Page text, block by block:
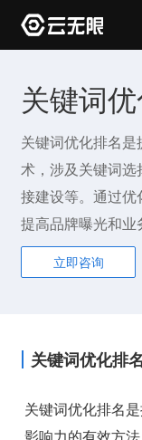
关键词
关键词优化排名
术，涉及关键词
接建设等。通过优
提高品牌曝光和业
立即咨询
关键词优化排名
关键词优化排名